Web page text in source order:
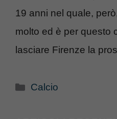
19 anni nel quale,
molto ed è per questo
lasciare Firenze la
Categorie
Calcio